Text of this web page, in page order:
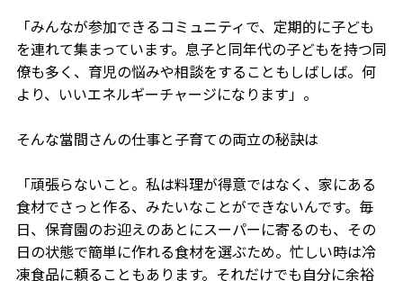
「みんなが参加できるコミュニティで、定期的に子ども
を連れて集まっています。息子と同年代の子どもを持つ同
僚も多く、育児の悩みや相談をすることもしばしば。何
より、いいエネルギーチャージになります」。
そんな當間さんの仕事と子育ての両立の秘訣は
「頑張らないこと。私は料理が得意ではなく、家にある
食材でさっと作る、みたいなことができないんです。毎
日、保育園のお迎えのあとにスーパーに寄るのも、その
日の状態で簡単に作れる食材を選ぶため。忙しい時は冷
凍食品に頼ることもあります。それだけでも自分に余裕